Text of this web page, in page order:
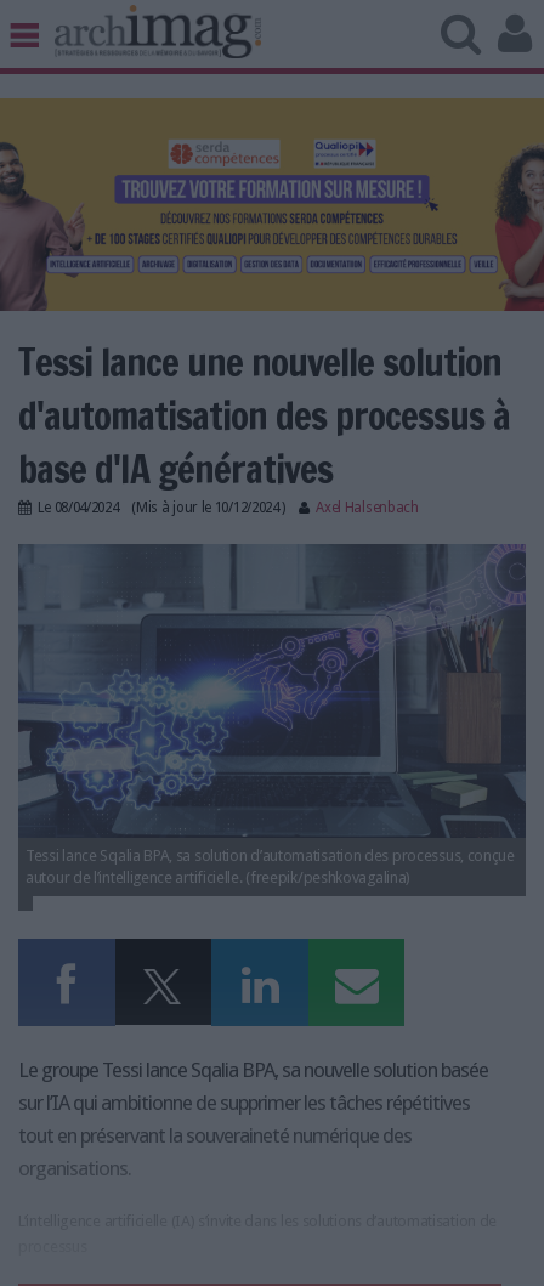
BIBLIOTHÈQUE ÉDITION
UNIVERS DATA
TRAVAIL COLLABORATIF
VIE NUMÉRIQUE
NUMÉRIQUE RESPONSABLE
LES NEWSLETTERS
LE MAGAZINE
L'ESPACE EMPLOI
L'ANNUAIRE DES ACTEURS
LES LIVRES BLANCS
LES SUPPLÉMENTS
NOS OFFRES D'ABONNEMENTS
Tessi lance une nouvelle solution
d'automatisation des processus à
base d'IA génératives
Le 08/04/2024 (Mis à jour le 10/12/2024) Axel Halsenbach
Tessi lance Sqalia BPA, sa solution d’automatisation des processus, conçue
autour de l’intelligence artificielle. (freepik/peshkovagalina)
Le groupe Tessi lance Sqalia BPA, sa nouvelle solution basée
sur l’IA qui ambitionne de supprimer les tâches répétitives
tout en préservant la souveraineté numérique des
organisations.